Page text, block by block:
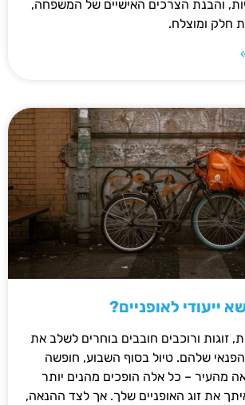
והבנת הצרכים האישיים של המשפחה,
חלק ומוצלח.
ייעודי לאופניים?
זוגות ורוכבים חובבים בוחרים לשלב את
הפנאי שלהם. טיול בסוף השבוע, חופשה
מהעיר – כל אלה הופכים מהנים יותר
את זוג האופניים שלך. אך לצד ההנאה,